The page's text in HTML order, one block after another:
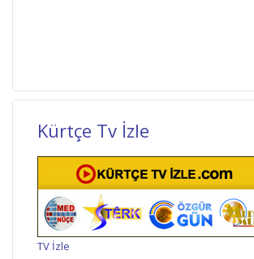
Kürtçe Tv İzle
TV İzle